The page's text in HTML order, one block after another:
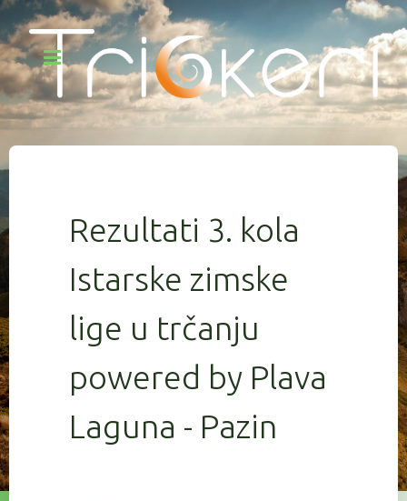
Rezultati 3. kola
Istarske zimske
lige u trčanju
powered by Plava
Laguna - Pazin